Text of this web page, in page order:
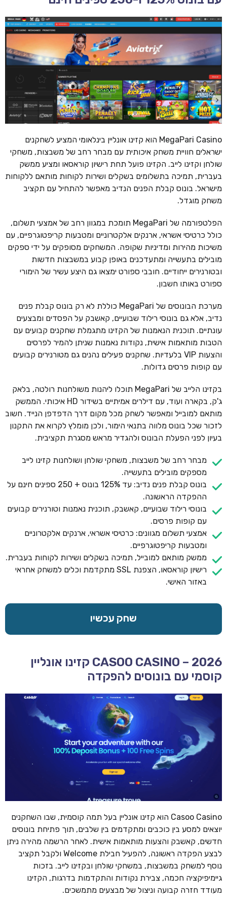
MegaPari Casino הוא קזינו אונליין בינלאומי המציע לשחקנים
ישראלים חוויית משחק איכותית עם מבחר רחב של משבצות, משחקי
שולחן וקזינו לייב. הקזינו פועל תחת רישיון קוראסאו ומציע ממשק
בעברית, תמיכה בתשלומים בשקלים ושירות לקוחות מותאם ללקוחות
מישראל. בונוס קבלת הפנים הנדיב מאפשר להתחיל עם תקציב
משחק מוגדל.
הפלטפורמה של MegaPari תומכת במגוון רחב של אמצעי תשלום,
כולל כרטיסי אשראי, ארנקים אלקטרוניים ומטבעות קריפטוגרפיים, עם
משיכות מהירות ומדיניות שקופה. המשחקים מסופקים על ידי ספקים
מובילים בתעשייה ומתעדכנים באופן קבוע במשבצות חדשות
ובטורנירים ייחודיים. חובבי ספורט ימצאו גם היצע עשיר של הימורי
ספורט באותו חשבון.
מערכת הבונוסים של MegaPari כוללת לא רק בונוס קבלת פנים
נדיב, אלא גם בונוסי רילוד שבועיים, קאשבק על הפסדים ומבצעים
עונתיים. תוכנית הנאמנות של הקזינו מתגמלת שחקנים קבועים עם
הטבות מותאמות אישית, נקודות נאמנות שניתן להמיר לפרסים
והצעות VIP בלעדיות. שחקנים פעילים נהנים גם מטורנירים קבועים
עם קופות פרסים גדולות.
בקזינו הלייב של MegaPari תוכלו ליהנות משולחנות רולטה, בלאק
ג'ק, בקארה ועוד, עם דילרים אמיתיים בשידור HD איכותי. הממשק
מותאם למובייל ומאפשר לשחק מכל מקום דרך הדפדפן הנייד. חשוב
לזכור שכל בונוס מלווה בתנאי הימור, ולכן מומלץ לקרוא את התקנון
בעיון לפני הפעלת הבונוס ולהגדיר מראש מסגרת תקציבית.
מבחר רחב של משבצות, משחקי שולחן ושולחנות קזינו לייב
מספקים מובילים בתעשייה.
בונוס קבלת פנים נדיב: עד 125% בונוס + 250 ספינים חינם על
ההפקדה הראשונה.
בונוסי רילוד שבועיים, קאשבק, תוכנית נאמנות וטורנירים קבועים
עם קופות פרסים.
אמצעי תשלום מגוונים: כרטיסי אשראי, ארנקים אלקטרוניים
ומטבעות קריפטוגרפיים.
ממשק מותאם למובייל, תמיכה בשקלים ושירות לקוחות בעברית.
רישיון קוראסאו, הצפנת SSL מתקדמת וכלים למשחק אחראי
באזור האישי.
שחק עכשיו
CASOO CASINO – 2026 קזינו אונליין
קוסמי עם בונוסים להפקדה
Casoo Casino הוא קזינו אונליין בעל תמה קוסמית, שבו השחקנים
יוצאים למסע בין כוכבים ומתקדמים בין שלבים, תוך פתיחת בונוסים
חדשים, קאשבק והצעות מותאמות אישית. לאחר הרשמה מהירה ניתן
לבצע הפקדה ראשונה, להפעיל חבילת Welcome ולקבל תקציב
נוסף למשחק במשבצות, במשחקי שולחן ובקזינו לייב. בזכות
גיימיפיקציה חכמה, צבירת נקודות והתקדמות בדרגות, הקזינו
מעודד חזרה קבועה וניצול של מבצעים מתמשכים.